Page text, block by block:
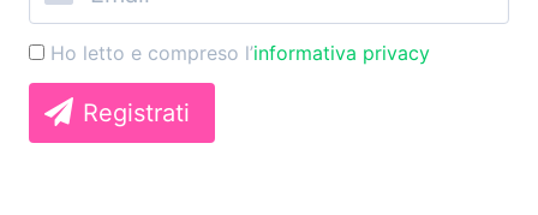
Ho letto e compreso l’informativa privacy
Registrati